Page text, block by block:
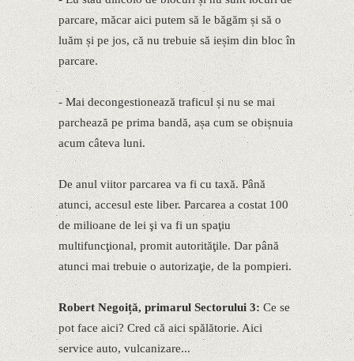
parcare, măcar aici putem să le băgăm și să o
luăm și pe jos, că nu trebuie să ieșim din bloc în
parcare.
- Mai decongestionează traficul și nu se mai
parchează pe prima bandă, așa cum se obișnuia
acum câteva luni.
De anul viitor parcarea va fi cu taxă. Până
atunci, accesul este liber. Parcarea a costat 100
de milioane de lei şi va fi un spaţiu
multifuncţional, promit autorităţile. Dar până
atunci mai trebuie o autorizaţie, de la pompieri.
Robert Negoiță, primarul Sectorului 3:Ce se
pot face aici? Cred că aici spălătorie. Aici
service auto, vulcanizare...